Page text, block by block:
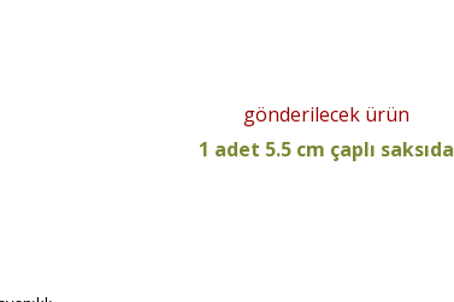
gönderilecek ürün
1 adet 5.5 cm çaplı saksıda